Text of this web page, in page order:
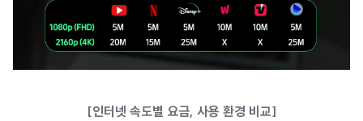
[인터넷 속도별 요금, 사용 환경 비교]